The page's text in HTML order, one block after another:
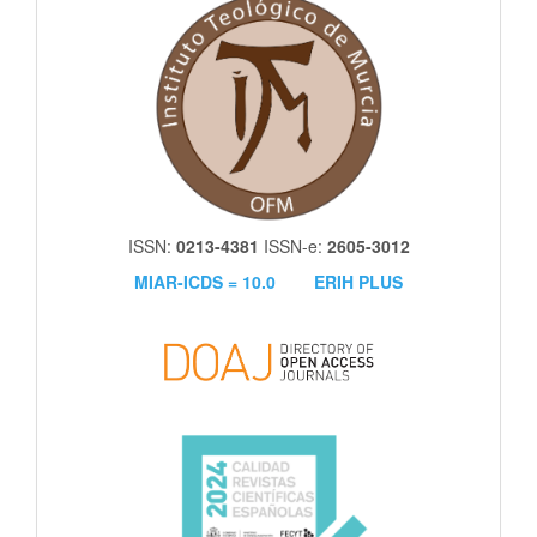
ISSN: 0213-4381 ISSN-e: 2605-3012
MIAR-ICDS = 10.0
ERIH PLUS